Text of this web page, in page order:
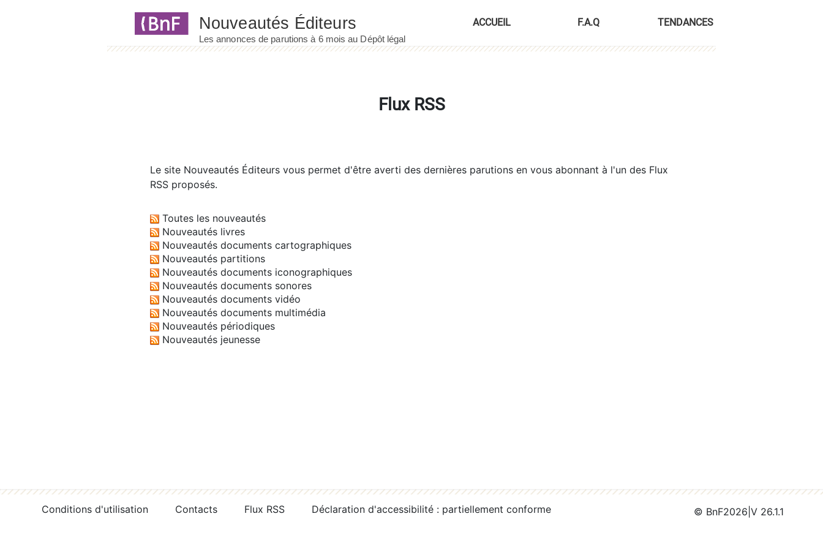
ACCUEIL F.A.Q TENDANCES
Flux RSS
Le site Nouveautés Éditeurs vous permet d'être averti des dernières parutions en vous abonnant à l'un des Flux
RSS proposés.
Toutes les nouveautés
Nouveautés livres
Nouveautés documents cartographiques
Nouveautés partitions
Nouveautés documents iconographiques
Nouveautés documents sonores
Nouveautés documents vidéo
Nouveautés documents multimédia
Nouveautés périodiques
Nouveautés jeunesse
Conditions d'utilisation Contacts Flux RSS Déclaration d'accessibilité : partiellement conforme © BnF2026 V 26.1.1